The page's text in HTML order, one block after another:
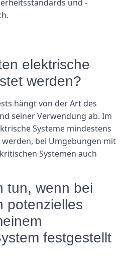
und -
elektrische
werden?
hängt von der Art des
seiner Verwendung ab. Im
Systeme mindestens
bei Umgebungen mit
Systemen auch
tun, wenn bei
potenzielles
festgestellt